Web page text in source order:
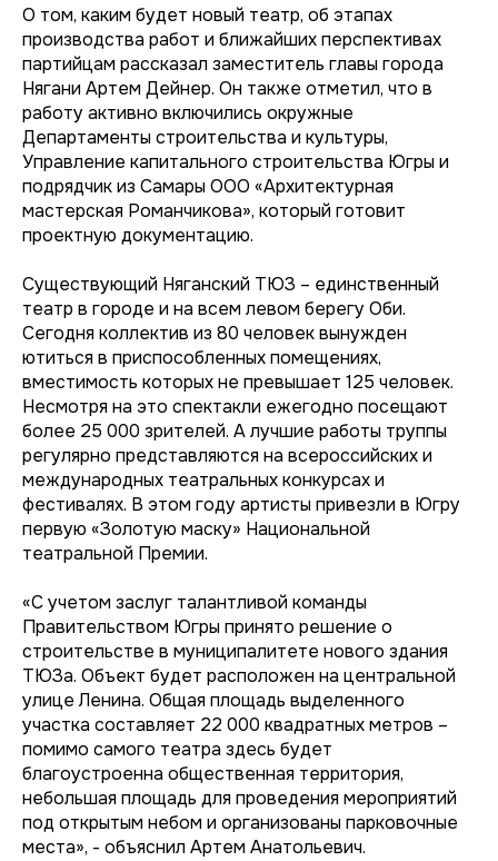
О том, каким будет новый театр, об этапах
производства работ и ближайших перспективах
партийцам рассказал заместитель главы города
Нягани Артем Дейнер. Он также отметил, что в
работу активно включились окружные
Департаменты строительства и культуры,
Управление капитального строительства Югры и
подрядчик из Самары ООО «Архитектурная
мастерская Романчикова», который готовит
проектную документацию.
Существующий Няганский ТЮЗ – единственный
театр в городе и на всем левом берегу Оби.
Сегодня коллектив из 80 человек вынужден
ютиться в приспособленных помещениях,
вместимость которых не превышает 125 человек.
Несмотря на это спектакли ежегодно посещают
более 25 000 зрителей. А лучшие работы труппы
регулярно представляются на всероссийских и
международных театральных конкурсах и
фестивалях. В этом году артисты привезли в Югру
первую «Золотую маску» Национальной
театральной Премии.
«С учетом заслуг талантливой команды
Правительством Югры принято решение о
строительстве в муниципалитете нового здания
ТЮЗа. Объект будет расположен на центральной
улице Ленина. Общая площадь выделенного
участка составляет 22 000 квадратных метров –
помимо самого театра здесь будет
благоустроенна общественная территория,
небольшая площадь для проведения мероприятий
под открытым небом и организованы парковочные
места», - объяснил Артем Анатольевич.